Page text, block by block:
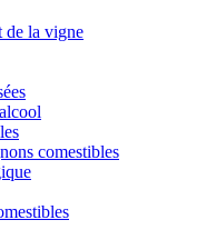
de la vigne
comestibles